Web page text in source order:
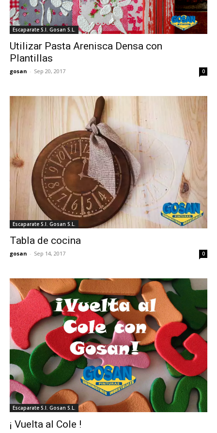
Escaparate S.I. Gosan S.L.
Utilizar Pasta Arenisca Densa con
Plantillas
gosan - Sep 20, 2017 0
Escaparate S.I. Gosan S.L.
Tabla de cocina
gosan - Sep 14, 2017 0
Escaparate S.I. Gosan S.L.
¡ Vuelta al Cole !